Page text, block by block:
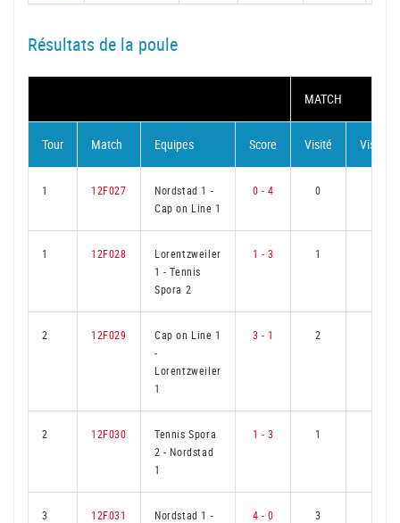
Résultats de la poule
MATCH
Tour Match Equipes Score Visité Visiteur
1 12F027 Nordstad 1 -
Cap on Line 1
0 - 4 0
1 12F028
Lorentzweiler
1-Tennis
Spora 2
1 - 3 1
2 12F029
Cap on Line 1
-
Lorentzweiler
1
3 - 1 2
2 12F030
Tennis Spora
2- Nordstad
1
1 - 3 1
3 12F031 Nordstad 1 -
4 - 0 3